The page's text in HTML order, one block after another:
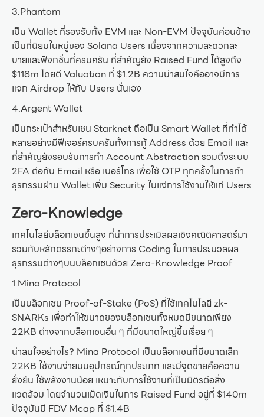
3.Phantom
เป็น Wallet ที่รองรับทั้ง EVM และ Non-EVM ปัจจุบันค่อนข้าง
เป็นที่นิยมในหมู่ของ Solana Users เนื่องจากความสะดวกสะ
บายและฟังกชั่นที่ครบครัน ที่สำคัญยัง Raised Fund ได้สูงถึง
$118m โดยตี Valuation ที่ $1.2B ความน่าสนใจคืออาจมีการ
แจก Airdrop ให้กับ Users นั่นเอง
4.Argent Wallet
เป็นกระเป๋าสำหรับเชน Starknet ถือเป็น Smart Wallet ที่ทำได้
หลายอย่างมีฟีเจอร์ครบครันทั้งการกู้ Address ด้วย Email และ
ที่สำคัญยังรอบรับการทำ Account Abstraction รวมถึงระบบ
2FA ต่อกับ Email หรือ เบอร์โทร เพื่อใช้ OTP ทุกครั้งในการทำ
ธุรกรรมผ่าน Wallet เพิ่ม Security ในแง่การใช้งานให้แก่ Users
Zero-Knowledge
เทคโนโลยีบล็อกเชนขึ้นสูง ที่นำการประเมิลผลเชิงคณิตศาสตร์มา
รวมกับหลักตรรกะต่างๆอย่างการ Coding ในการประมวลผล
ธุรกรรมต่างๆบนบล็อกเชนด้วย Zero-Knowledge Proof
1.Mina Protocol
เป็นบล็อกเชน Proof-of-Stake (PoS) ที่ใช้เทคโนโลยี zk-
SNARKs เพื่อทำให้ขนาดของบล็อกเชนทั้งหมดมีขนาดเพียง
22KB ต่างจากบล็อกเชนอื่น ๆ ที่มีขนาดใหญ่ขึ้นเรื่อย ๆ
น่าสนใจอย่างไร? Mina Protocol เป็นบล็อกเชนที่มีขนาดเล็ก
22KB ใช้งานง่ายบนอุปกรณ์ทุกประเภท และมีจุดขายคือความ
ยั่งยืน ใช้พลังงานน้อย เหมาะกับการใช้งานที่เป็นมิตรต่อสิ่ง
แวดล้อม โดยจำนวนเม็ดเงินในการ Raised Fund อยู่ที่ $140m
ปัจจุบันมี FDV Mcap ที่ $1.4B